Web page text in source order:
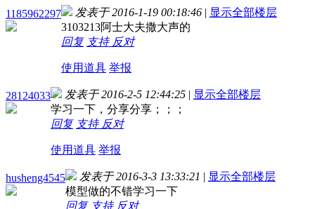
1185962297 发表于 2016-1-19 00:18:46 | 显示全部楼层
3103213阿士大夫撒大声的
回复 支持 反对
使用道具 举报
28124033 发表于 2016-2-5 12:44:25 | 显示全部楼层
学习一下，分享分享；；；
回复 支持 反对
使用道具 举报
husheng4545 发表于 2016-3-3 13:33:21 | 显示全部楼层
模型做的不错学习一下
回复 支持 反对